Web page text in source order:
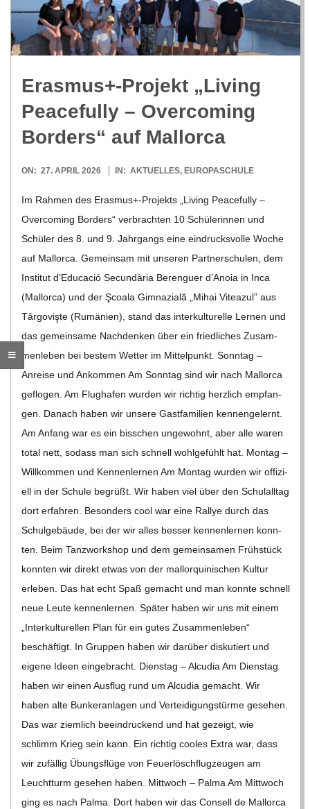
R
E
G
O
L
D
S
C
H
M
D
T
-
S
C
H
U
L
E
Erasmus+-Projekt „Living
Peacefully – Over­co­ming
Bor­ders“ auf Mallorca
2026-
ON: 27. APRIL 2026 IN: AKTUELLES, EUROPASCHULE
Im Rah­men des Erasmus+-Projekts „Living Peacefully –
Over­co­ming Bor­ders“ ver­brach­ten 10 Schü­le­rin­nen und
Schü­ler des 8. und 9. Jahr­gangs eine ein­drucks­volle Woche
auf Mal­lorca. Gemein­sam mit unse­ren Part­ner­schu­len, dem
Insti­tut d’E­du­ca­ció Secun­dària Beren­guer d’A­noia in Inca
(Mal­lorca) und der Şcoala Gim­na­zi­ală „Mihai Vitea­zul” aus
Târ­go­vişte (Rumä­nien), stand das inter­kul­tu­relle Ler­nen und
das gemein­same Nach­den­ken über ein fried­li­ches Zusam­
men­le­ben bei bes­tem Wet­ter im Mit­tel­punkt. Sonn­tag –
Anreise und Ankom­men Am Sonn­tag sind wir nach Mal­lorca
geflo­gen. Am Flug­ha­fen wur­den wir rich­tig herz­lich emp­fan­
gen. Danach haben wir unsere Gast­fa­mi­lien ken­nen­ge­lernt.
Am Anfang war es ein biss­chen unge­wohnt, aber alle waren
total nett, sodass man sich schnell wohl­ge­fühlt hat. Mon­tag –
Will­kom­men und Ken­nen­ler­nen Am Mon­tag wur­den wir offi­zi­
ell in der Schule begrüßt. Wir haben viel über den Schul­all­tag
dort erfah­ren. Beson­ders cool war eine Ral­lye durch das
Schul­ge­bäude, bei der wir alles bes­ser ken­nen­ler­nen konn­
ten. Beim Tanz­work­shop und dem gemein­sa­men Früh­stück
konn­ten wir direkt etwas von der mal­lor­qui­ni­schen Kul­tur
erle­ben. Das hat echt Spaß gemacht und man konnte schnell
neue Leute ken­nen­ler­nen. Spä­ter haben wir uns mit einem
„Inter­kul­tu­rel­len Plan für ein gutes Zusam­men­le­ben“
beschäf­tigt. In Grup­pen haben wir dar­über dis­ku­tiert und
eigene Ideen ein­ge­bracht. Diens­tag – Alcu­dia Am Diens­tag
haben wir einen Aus­flug rund um Alcu­dia gemacht. Wir
haben alte Bun­ker­an­la­gen und Ver­tei­di­gungs­türme gese­hen.
Das war ziem­lich beein­dru­ckend und hat gezeigt, wie
schlimm Krieg sein kann. Ein rich­tig coo­les Extra war, dass
wir zufäl­lig Übungs­flüge von Feu­er­lösch­flug­zeu­gen am
Leucht­turm gese­hen haben. Mitt­woch – Palma Am Mitt­woch
ging es nach Palma. Dort haben wir das Con­sell de Mal­lorca